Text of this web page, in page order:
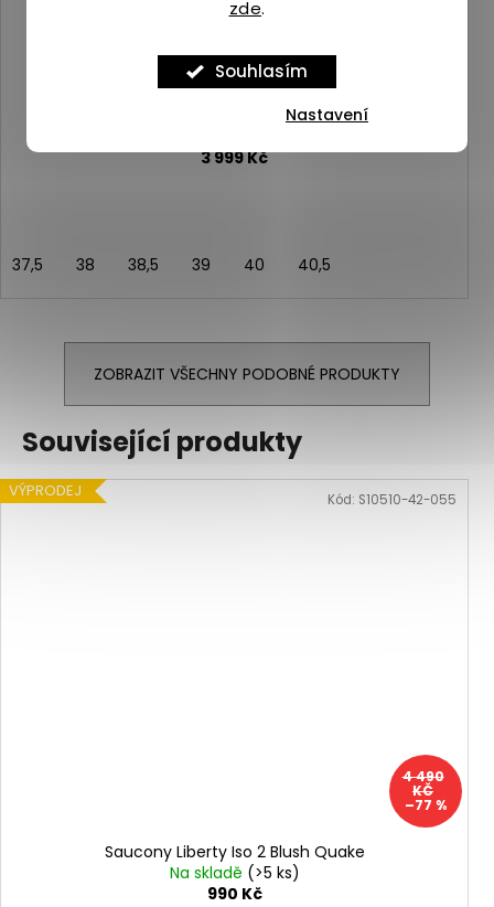
zde.
Souhlasím
Nastavení
Merrell MTL SKYFIRE 2 MATRYX mantis
3 999 Kč
37,5 38 38,5 39 40 40,5
ZOBRAZIT VŠECHNY PODOBNÉ PRODUKTY
Související produkty
VÝPRODEJ
4 490
KČ
–77 %
Saucony Liberty Iso 2 Blush Quake
Na skladě (>5 ks)
990 Kč
Kód: S10510-42-055